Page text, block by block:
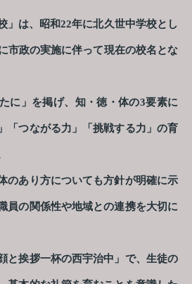
」は、昭和22年に北久世中学校とし
市政の実施に伴って現在の校名とな
に」を掲げ、知・徳・体の3要素に
「つながる力」「挑戦する力」の育
のあり方についても方針が明確に示
員の関係性や地域との連携を大切に
と挨拶一杯の西宇治中」で、生徒の